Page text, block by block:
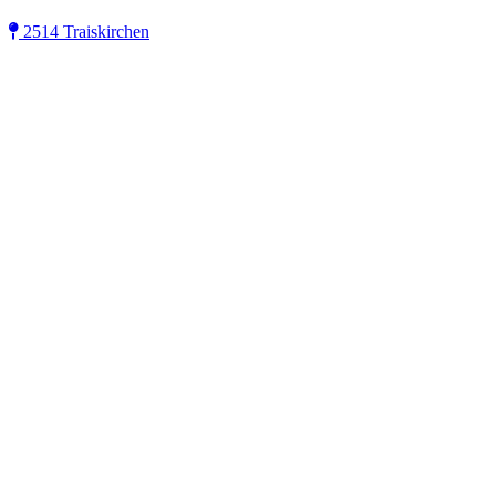
2514 Traiskirchen